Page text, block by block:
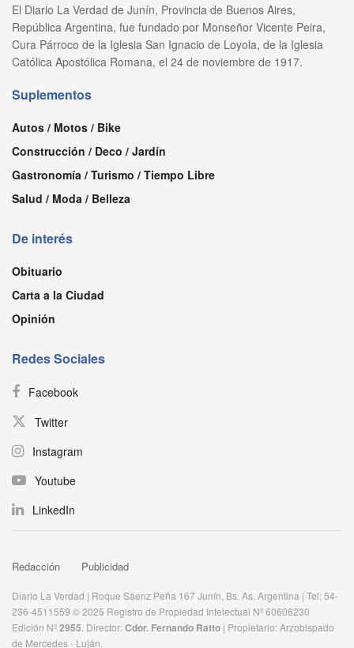
El Diario La Verdad de Junín, Provincia de Buenos Aires,
República Argentina, fue fundado por Monseñor Vicente Peira,
Cura Párroco de la Iglesia San Ignacio de Loyola, de la Iglesia
Católica Apostólica Romana, el 24 de noviembre de 1917.
Suplementos
Autos / Motos / Bike
Construcción / Deco / Jardín
Gastronomía / Turismo / Tiempo Libre
Salud / Moda / Belleza
De interés
Obituario
Carta a la Ciudad
Opinión
Redes Sociales
Facebook
Twitter
Instagram
Youtube
LinkedIn
Redacción Publicidad
Diario La Verdad | Roque Sáenz Peña 167 Junín, Bs. As. Argentina | Tel: 54-
236-4511559 © 2025 Registro de Propiedad Intelectual Nº 60606230
Edición Nº2955 . Director:​Cdor. Fernando Ratto | Propietario:​ Arzobispado
de Mercedes - Luján.